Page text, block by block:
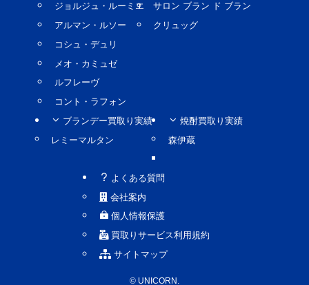
ジョルジュ・ルーミエ
アルマン・ルソー
コシュ・デュリ
メオ・カミュゼ
ルフレーヴ
コント・ラフォン
サロン ブラン ド ブラン
クリュッグ
ブランデー買取り実績
レミーマルタン
焼酎買取り実績
森伊蔵
よくある質問
会社案内
個人情報保護
買取りサービス利用規約
サイトマップ
© UNICORN.